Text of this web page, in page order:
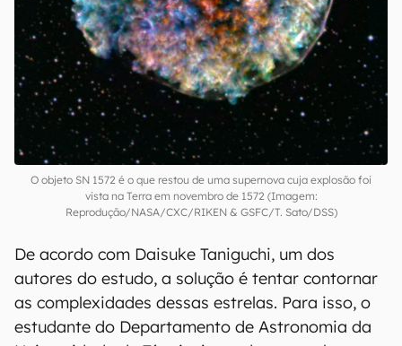
O objeto SN 1572 é o que restou de uma supernova cuja explosão foi
vista na Terra em novembro de 1572 (Imagem:
Reprodução/NASA/CXC/RIKEN & GSFC/T. Sato/DSS)
De acordo com Daisuke Taniguchi, um dos
autores do estudo, a solução é tentar contornar
as complexidades dessas estrelas. Para isso, o
estudante do Departamento de Astronomia da